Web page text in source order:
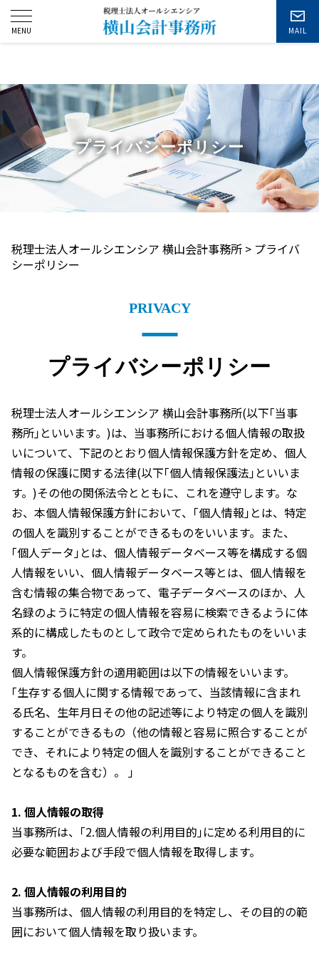
お問い合わせ
プライバシーポリシー
税理士法人オールシエンシア 横山会計事務所 > プライバ
シーポリシー
PRIVACY
プライバシーポリシー
税理士法人オールシエンシア 横山会計事務所(以下｢当事
務所｣といいます。)は、当事務所における個人情報の取扱
いについて、下記のとおり個人情報保護方針を定め、個人
情報の保護に関する法律(以下｢個人情報保護法｣といいま
す。)その他の関係法令とともに、これを遵守します。な
お、本個人情報保護方針において、｢個人情報｣とは、特定
の個人を識別することができるものをいいます。また、
｢個人データ｣とは、個人情報データベース等を構成する個
人情報をいい、個人情報データベース等とは、個人情報を
含む情報の集合物であって、電子データベースのほか、人
名録のように特定の個人情報を容易に検索できるように体
系的に構成したものとして政令で定められたものをいいま
す。
個人情報保護方針の適用範囲は以下の情報をいいます。
｢生存する個人に関する情報であって、当該情報に含まれ
る氏名、生年月日その他の記述等により特定の個人を識別
することができるもの（他の情報と容易に照合することが
でき、それにより特定の個人を識別することができること
となるものを含む）。 ｣
1. 個人情報の取得
当事務所は、｢2.個人情報の利用目的｣に定める利用目的に
必要な範囲および手段で個人情報を取得します。
2. 個人情報の利用目的
当事務所は、個人情報の利用目的を特定し、その目的の範
囲において個人情報を取り扱います。